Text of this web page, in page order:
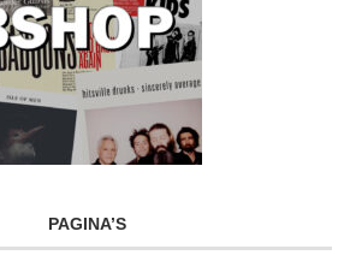
PAGINA’S